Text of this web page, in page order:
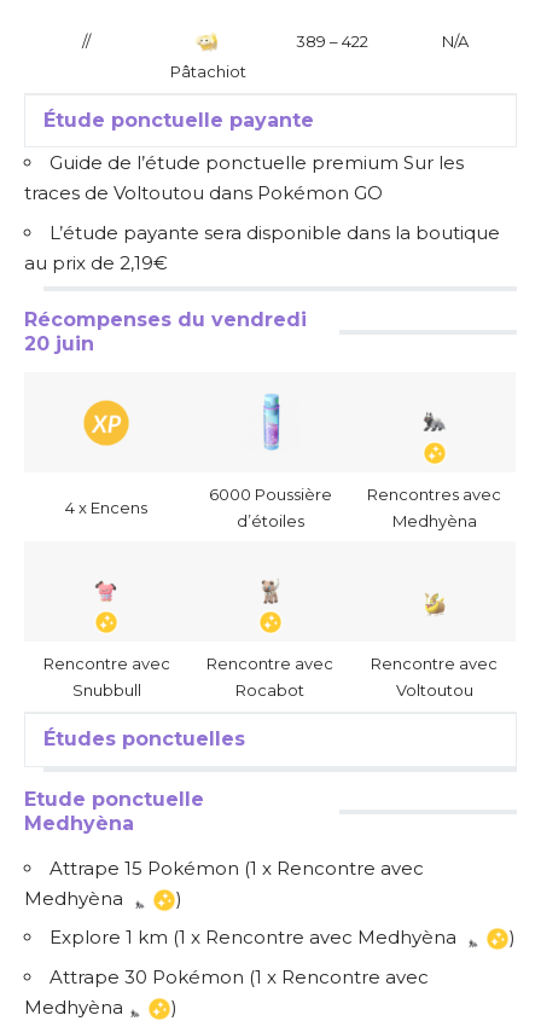
//
Pâtachiot
389 – 422 N/A
Étude ponctuelle payante
Guide de l’étude ponctuelle premium Sur les
traces de Voltoutou dans Pokémon GO
L’étude payante sera disponible dans la boutique
au prix de 2,19€
Récompenses du vendredi
20 juin
4 x Encens
6000 Poussière
d’étoiles
Rencontres avec
Medhyèna
Rencontre avec
Snubbull
Rencontre avec
Rocabot
Rencontre avec
Voltoutou
Études ponctuelles
Etude ponctuelle
Medhyèna
Attrape 15 Pokémon (1 x Rencontre avec
Medhyèna
)
Explore 1 km (1 x Rencontre avec Medhyèna
)
Attrape 30 Pokémon (1 x Rencontre avec
Medhyèna
)